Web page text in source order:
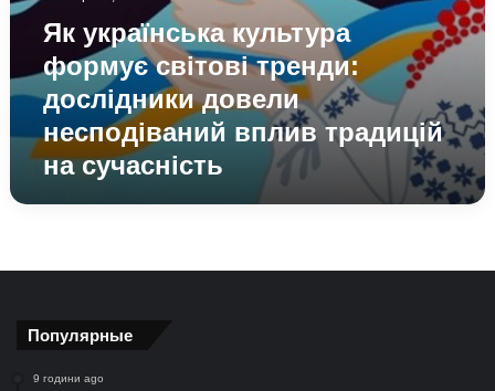
Як українська культура
формує світові тренди:
дослідники довели
несподіваний вплив традицій
на сучасність
Популярные
9 години ago